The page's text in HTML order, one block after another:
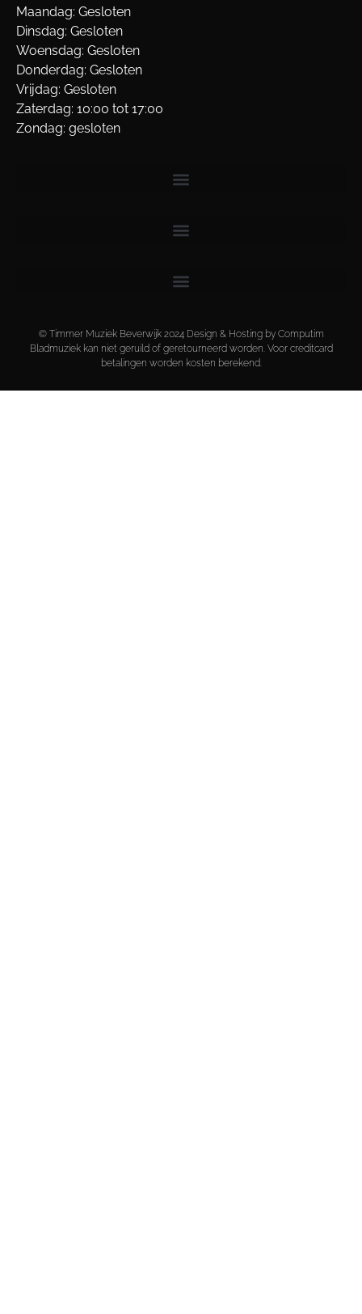
Maandag: Gesloten
Dinsdag: Gesloten
Woensdag: Gesloten
Donderdag: Gesloten
Vrijdag: Gesloten
Zaterdag: 10:00 tot 17:00
Zondag: gesloten
© Timmer Muziek Beverwijk 2024 Design & Hosting by Computim
Bladmuziek kan niet geruild of geretourneerd worden. Voor creditcard
betalingen worden kosten berekend.